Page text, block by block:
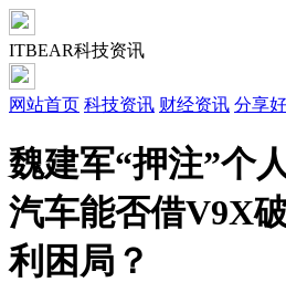
ITBEAR科技资讯
网站首页 科技资讯 财经资讯 分享
魏建军“押注”个
汽车能否借V9X
利困局？